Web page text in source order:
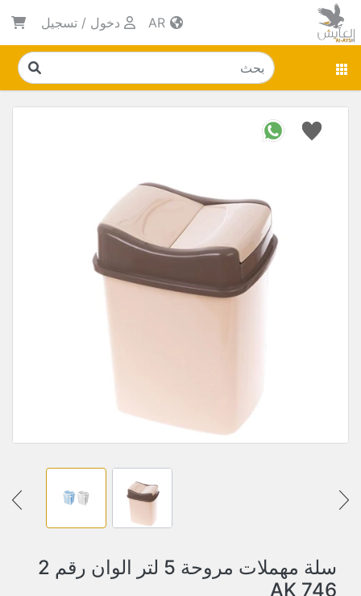
دخول / تسجيل
سلة مهملات مروحة 5 لتر الوان رقم 2
AK 746